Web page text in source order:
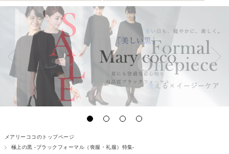
メアリーココのトップページ
極上の黒 -ブラックフォーマル（喪服・礼服）特集-